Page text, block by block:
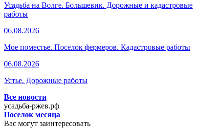
Усадьба на Волге. Большевик. Дорожные и кадастровые
работы
06.08.2026
Мое поместье. Поселок фермеров. Кадастровые работы
06.08.2026
Устье. Дорожные работы
Все новости
усадьба-ржев.рф
Поселок месяца
Вас могут заинтересовать